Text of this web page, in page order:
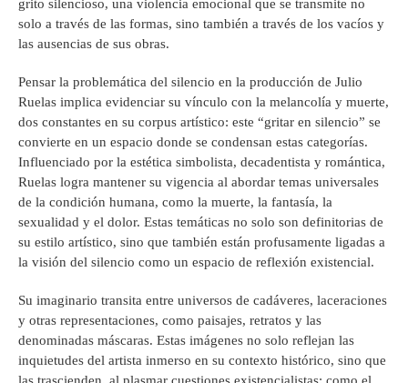
grito silencioso, una violencia emocional que se transmite no
solo a través de las formas, sino también a través de los vacíos y
las ausencias de sus obras.
Pensar la problemática del silencio en la producción de Julio
Ruelas implica evidenciar su vínculo con la melancolía y muerte,
dos constantes en su corpus artístico: este “gritar en silencio” se
convierte en un espacio donde se condensan estas categorías.
Influenciado por la estética simbolista, decadentista y romántica,
Ruelas logra mantener su vigencia al abordar temas universales
de la condición humana, como la muerte, la fantasía, la
sexualidad y el dolor. Estas temáticas no solo son definitorias de
su estilo artístico, sino que también están profusamente ligadas a
la visión del silencio como un espacio de reflexión existencial.
Su imaginario transita entre universos de cadáveres, laceraciones
y otras representaciones, como paisajes, retratos y las
denominadas máscaras. Estas imágenes no solo reflejan las
inquietudes del artista inmerso en su contexto histórico, sino que